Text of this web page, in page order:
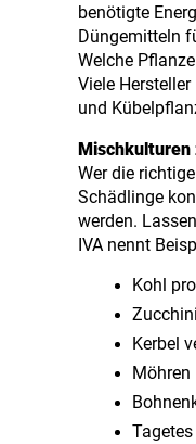
benötigte
Düngemitteln
Welche
Viele
und
Wer die
Schädlinge
werden.
IVA nennt
Kohl
Kerbel
Möhren